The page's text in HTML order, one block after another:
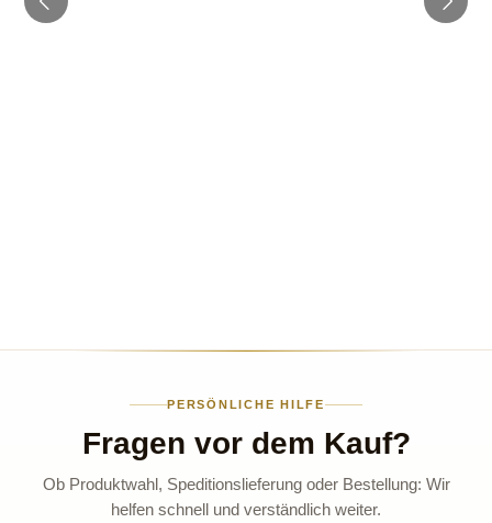
PERSÖNLICHE HILFE
Fragen vor dem Kauf?
Ob Produktwahl, Speditionslieferung oder Bestellung: Wir
helfen schnell und verständlich weiter.